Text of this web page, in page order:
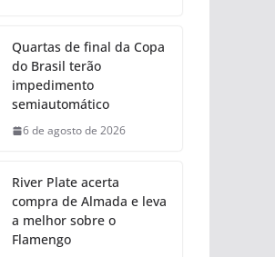
Quartas de final da Copa
do Brasil terão
impedimento
semiautomático
6 de agosto de 2026
River Plate acerta
compra de Almada e leva
a melhor sobre o
Flamengo